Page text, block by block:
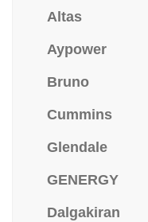
Altas
Aypower
Bruno
Cummins
Glendale
GENERGY
Dalgakiran